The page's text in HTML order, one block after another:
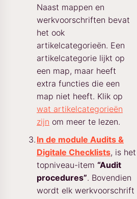
Naast mappen en
werkvoorschriften bevat
het ook
artikelcategorieën. Een
artikelcategorie lijkt op
een map, maar heeft
extra functies die een
map niet heeft. Klik op
wat artikelcategorieën
zijn om meer te lezen.
In de module Audits &
Digitale Checklists, is het
topniveau-item “Audit
procedures”. Bovendien
wordt elk werkvoorschrift